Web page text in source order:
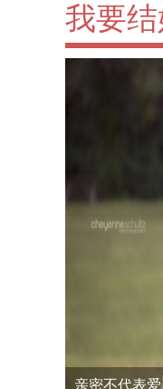
我要
【情感】女